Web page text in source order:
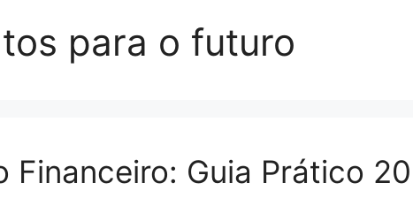
para o futuro
Financeiro: Guia Prático